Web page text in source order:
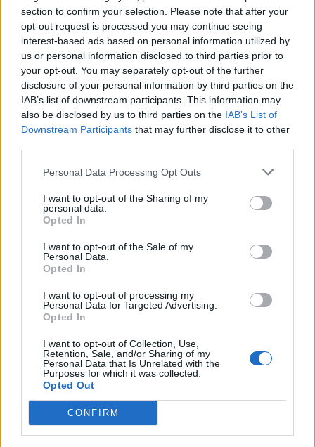
section to confirm your selection. Please note that after your
opt-out request is processed you may continue seeing
interest-based ads based on personal information utilized by
us or personal information disclosed to third parties prior to
your opt-out. You may separately opt-out of the further
disclosure of your personal information by third parties on the
IAB’s list of downstream participants. This information may
also be disclosed by us to third parties on the IAB’s List of
Downstream Participants that may further disclose it to other
Personal Data Processing Opt Outs
I want to opt-out of the Sharing of my
personal data.
Opted In
I want to opt-out of the Sale of my
Personal Data.
Opted In
I want to opt-out of processing my
Personal Data for Targeted Advertising.
Opted In
I want to opt-out of Collection, Use,
Retention, Sale, and/or Sharing of my
Personal Data that Is Unrelated with the
Purposes for which it was collected.
Opted Out
CONFIRM
ΣΧΕΤΙΚΑ ΑΡΘΡΑ
Ουκρανία: 16.000 εθελοντές από 72
χώρες στις τάξεις του ουκρανικού
Η Διεθνής Λεγεώνα ιδρύθηκε από την Ουκρανία
αμέσως μετά την έναρξη της ρωσικής εισβολής
το 2022
6 ΑΥΓ. 2026, 13:58